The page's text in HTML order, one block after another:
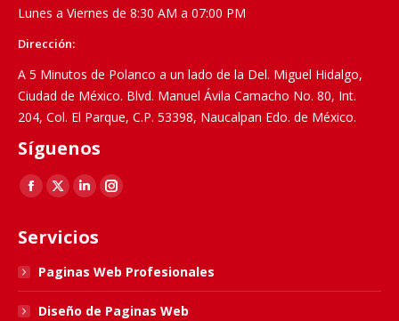
Lunes a Viernes de 8:30 AM a 07:00 PM
Dirección:
A 5 Minutos de Polanco a un lado de la Del. Miguel Hidalgo,
Ciudad de México. Blvd. Manuel Ávila Camacho No. 80, Int.
204, Col. El Parque, C.P. 53398, Naucalpan Edo. de México.
Síguenos
Find us on:
Facebook
opens
in
new
window
X
opens
in
new
window
Linkedin
opens
new
window
Instagram
in
new
window
Servicios
Paginas Web Profesionales
Diseño de Paginas Web